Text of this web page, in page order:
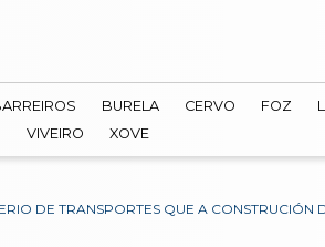
BURELA CERVO FOZ
VIVEIRO XOVE
DE TRANSPORTES QUE A CONSTRUCIÓN